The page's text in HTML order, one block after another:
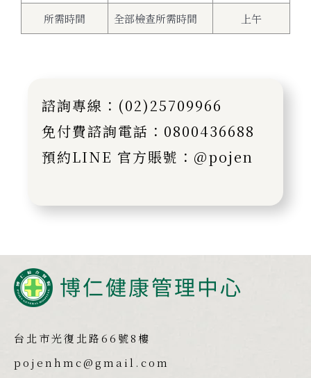
所需時間 全部檢查所需時間 上午
諮詢專線：(02)25709966
免付費諮詢電話：0800436688
預約LINE 官方賬號：@pojen
台北市光復北路66號8樓
pojenhmc@gmail.com